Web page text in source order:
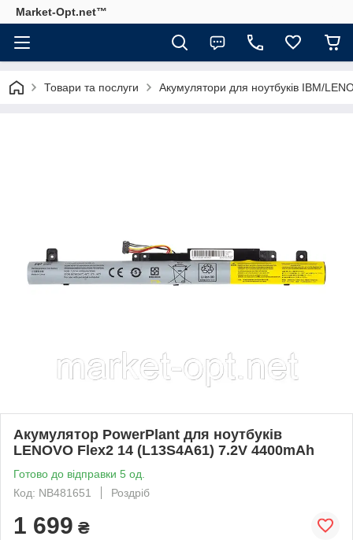
Market-Opt.net™
Товари та послуги Акумулятори для ноутбуків IBM/
Акумулятор PowerPlant для ноутбуків
LENOVO Flex2 14 (L13S4A61) 7.2V 4400mAh
Готово до відправки 5 од.
Код: NB481651
Роздріб
1 699 ₴